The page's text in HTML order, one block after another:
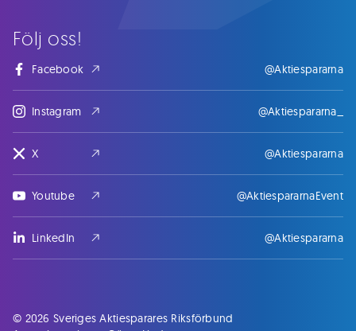
Följ oss!
Facebook @Aktiespararna
Instagram @Aktiespararna_
X @Aktiespararna
Youtube @AktiespararnaEvent
LinkedIn @Aktiespararna
© 2026 Sveriges Aktiesparares Riksförbund